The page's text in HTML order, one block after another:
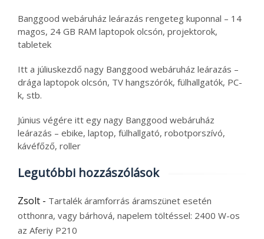
Banggood webáruház leárazás rengeteg kuponnal – 14
magos, 24 GB RAM laptopok olcsón, projektorok,
tabletek
Itt a júliuskezdő nagy Banggood webáruház leárazás –
drága laptopok olcsón, TV hangszórók, fülhallgatók, PC-
k, stb.
Június végére itt egy nagy Banggood webáruház
leárazás – ebike, laptop, fülhallgató, robotporszívó,
kávéfőző, roller
Legutóbbi hozzászólások
Zsolt - Tartalék áramforrás áramszünet esetén
otthonra, vagy bárhová, napelem töltéssel: 2400 W-os
az Aferiy P210